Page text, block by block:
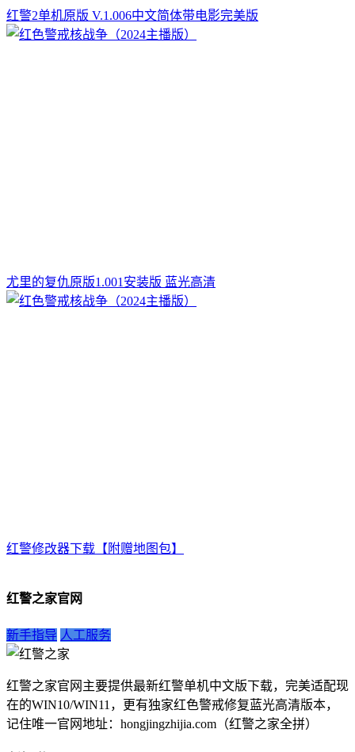
红警2单机原版 V.1.006中文简体带电影完美版
尤里的复仇原版1.001安装版 蓝光高清
红警修改器下载【附赠地图包】
红警之家官网
新手指导 人工服务
红警之家官网主要提供最新红警单机中文版下载，完美适配现
在的WIN10/WIN11，更有独家红色警戒修复蓝光高清版本，
记住唯一官网地址：hongjingzhijia.com（红警之家全拼）